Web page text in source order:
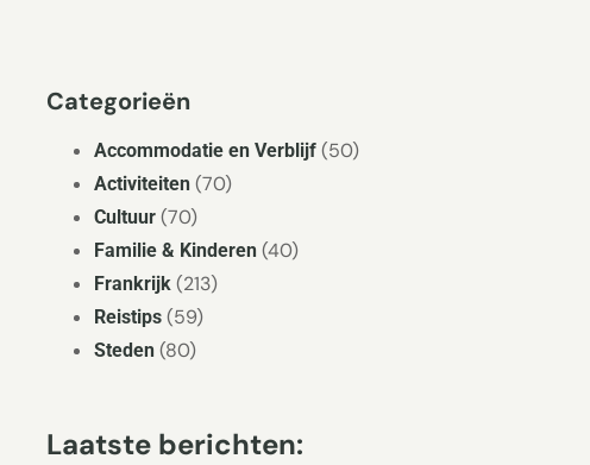
Categorieën
Accommodatie en Verblijf(50)
Activiteiten(70)
Cultuur(70)
Familie & Kinderen(40)
Frankrijk(213)
Reistips(59)
Steden(80)
Laatste berichten: